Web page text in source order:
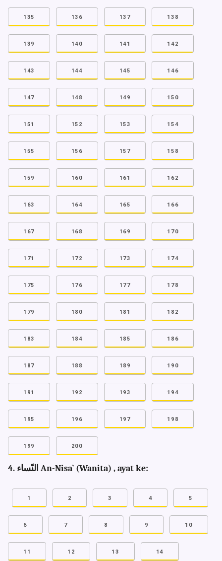
135 136 137 138
139 140 141 142
143 144 145 146
147 148 149 150
151 152 153 154
155 156 157 158
159 160 161 162
163 164 165 166
167 168 169 170
171 172 173 174
175 176 177 178
179 180 181 182
183 184 185 186
187 188 189 190
191 192 193 194
195 196 197 198
199 200
4. النّساء An-Nisa` (Wanita) , ayat ke:
1 2 3 4 5
6 7 8 9 10
11 12 13 14